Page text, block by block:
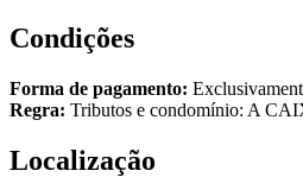
Condições
Forma de pagamento:
Regra: Tributos e condomínio: A
Localização